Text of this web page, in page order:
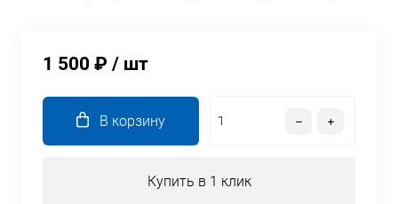
1 500 ₽ / шт
В корзину
Купить в 1 клик